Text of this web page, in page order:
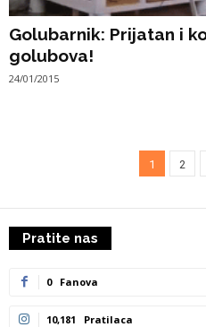
Golubarnik: Prijatan i
golubova!
24/01/2015
1 2
Pratite nas
0 Fanova
10,181 Pratilaca